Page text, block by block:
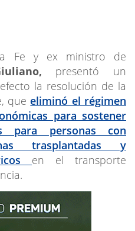
Fe y ex ministro de
presentó un
la resolución de la
que eliminó el régimen
para sostener
para personas con
trasplantadas y
en el transporte